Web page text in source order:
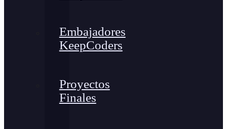
Embajadores
KeepCoders
Proyectos
Finales